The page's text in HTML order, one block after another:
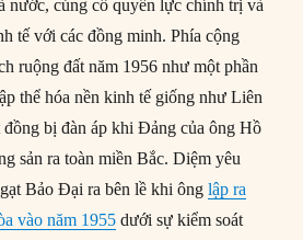
nước, củng cố quyền lực chính trị và
tế với các đồng minh. Phía cộng
ruộng đất năm 1956 như một phần
thể hóa nền kinh tế giống như Liên
bị đàn áp khi Đảng của ông Hồ
sản ra toàn miền Bắc. Diệm yêu
Bảo Đại ra bên lề khi ônglập ra
vào năm 1955 dưới sự kiểm soát